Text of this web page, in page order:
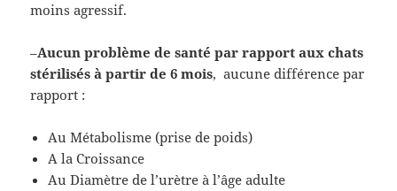
moins agressif.
–Aucun problème de santé par rapport aux chats
stérilisés à partir de 6 mois, aucune différence par
rapport :
Au Métabolisme (prise de poids)
A la Croissance
Au Diamètre de l’urètre à l’âge adulte